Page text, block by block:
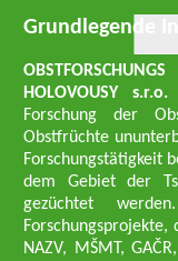
Grundlegende
HOLOVOUSY s.r.o.
Forschung der
Obstfrüchte
Forschungstätigkeit
dem Gebiet der
gezüchtet
NAZV, MŠMT,